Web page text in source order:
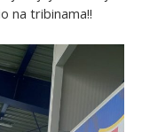
na tribinama!!